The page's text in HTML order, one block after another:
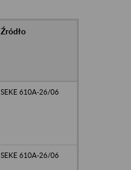
Źródło
SEKE 610A-26/06
SEKE 610A-26/06